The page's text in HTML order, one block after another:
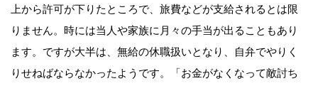
上から許可が下りたところで、旅費などが支給されるとは限
りません。時には当人や家族に月々の手当が出ることもあり
ます。ですが大半は、無給の休職扱いとなり、自弁でやりく
りせねばならなかったようです。「お金がなくなって敵討ち